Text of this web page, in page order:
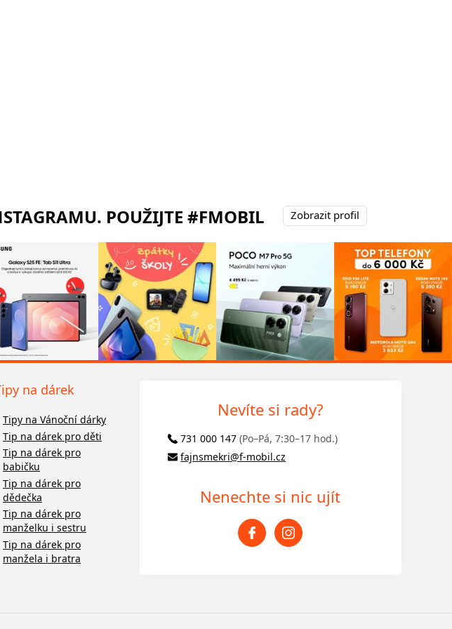
POUŽIJTE #FMOBIL Zobrazit profil
na dárek
Tipy na Vánoční dárky
Tip na dárek pro děti
Tip na dárek pro
babičku
Tip na dárek pro
dědečka
Tip na dárek pro
manželku i sestru
Tip na dárek pro
manžela i bratra
Nevíte si rady?
731 000 147 (Po–Pá, 7:30–17 hod.)
fajnsmekri@f-mobil.cz
Nenechte si nic ujít